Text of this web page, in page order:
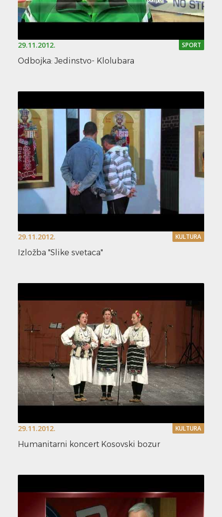
29.11.2012. SPORT
Odbojka: Jedinstvo- Klolubara
29.11.2012. KULTURA
Izložba "Slike svetaca"
29.11.2012. KULTURA
Humanitarni koncert Kosovski bozur